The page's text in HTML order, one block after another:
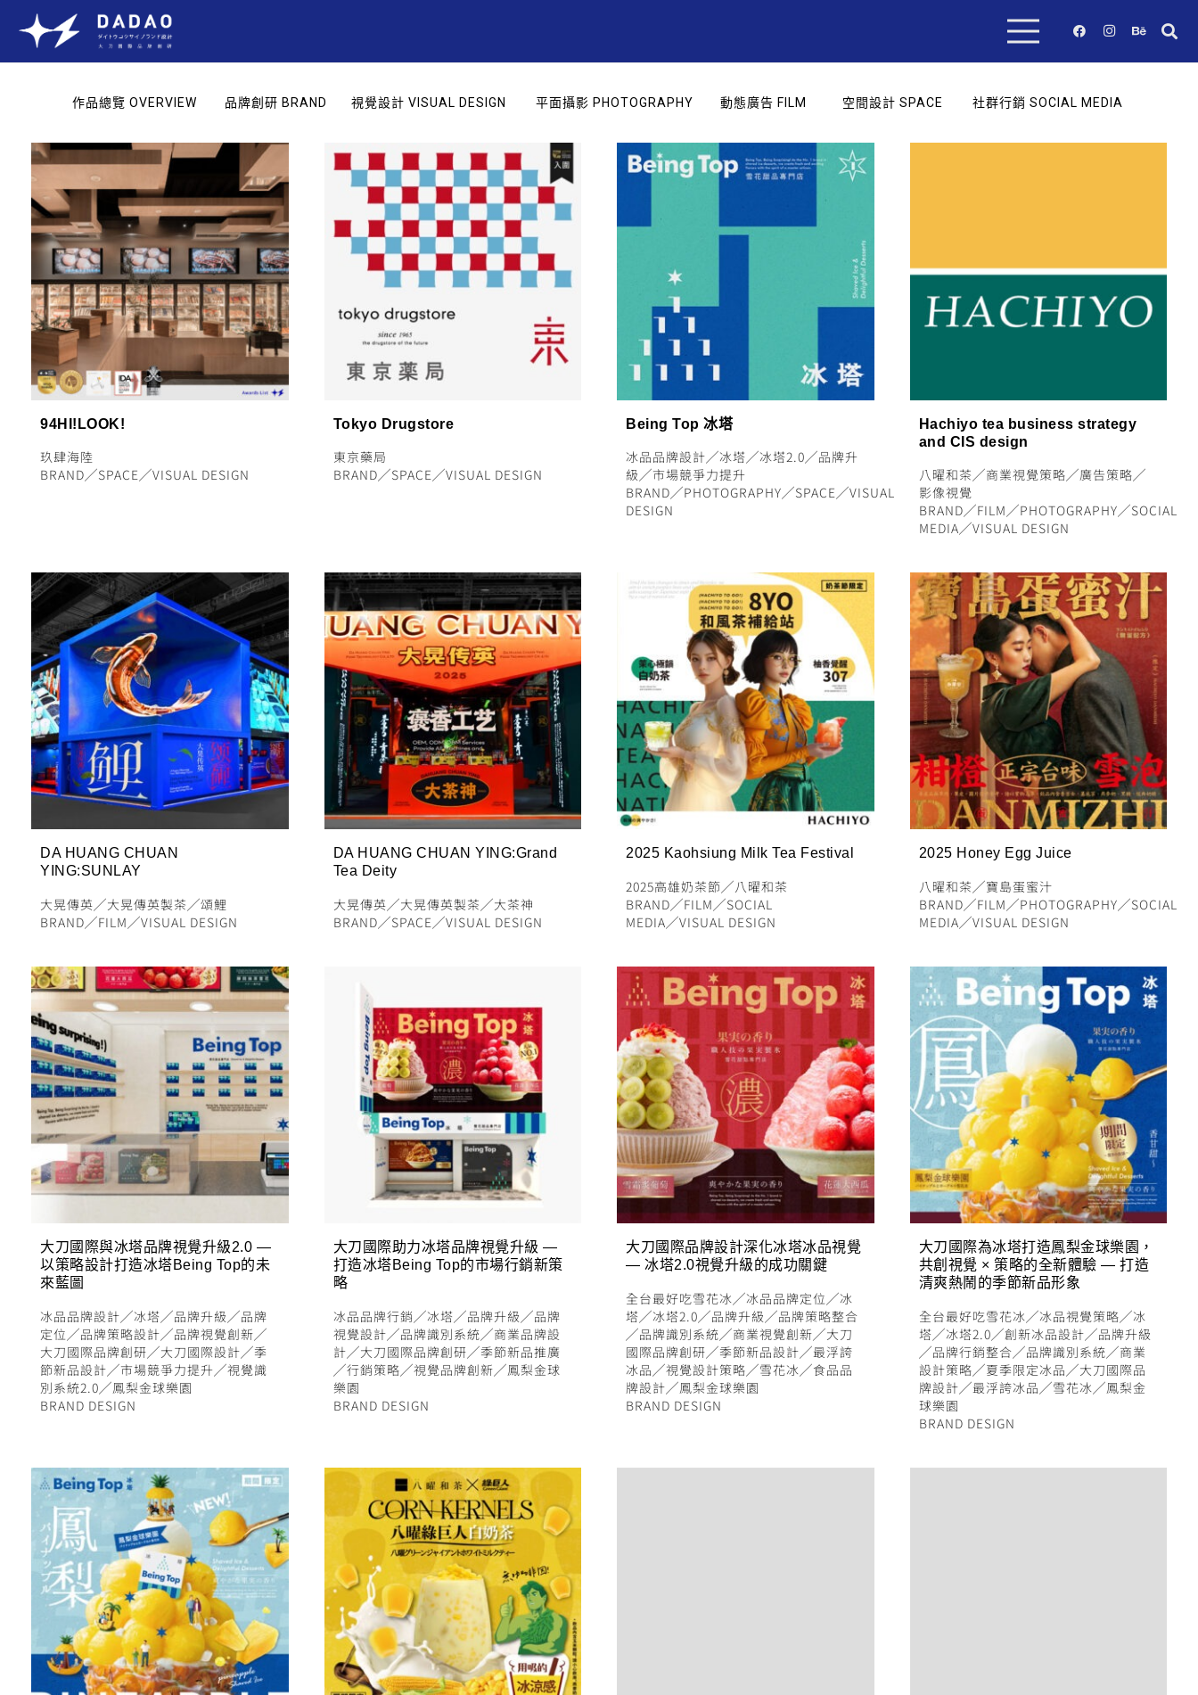
作品總覽 OVERVIEW 品牌創研 BRAND 視覺設計 VISUAL DESIGN 平面攝影 PHOTOGRAPHY 空間設計 SPACE
動態廣告 FILM 社群行銷 SOCIAL MEDIA
94HI!LOOK!
玖肆海陸
BRAND╱SPACE ╱VISUAL DESIGN
Tokyo Drugstore
東京藥局
BRAND╱SPACE ╱VISUAL DESIGN
Being Top 冰塔
冰品品牌設計╱冰塔╱冰塔2.0╱品牌升
級 ╱市場競爭力提升
BRAND╱PHOTOGRAPHY╱SPACE ╱VISUAL
DESIGN
Hachiyo tea business strategy
and CIS design
八曜和茶 ╱商業視覺策略╱廣告策略╱
影像視覺
BRAND╱FILM ╱PHOTOGRAPHY╱SOCIAL
MEDIA╱VISUAL DESIGN
DA HUANG CHUAN
YING:SUNLAY
⼤晃傳英╱大晃傳英製茶 ╱頌鯉
BRAND╱FILM ╱VISUAL DESIGN
DA HUANG CHUAN YING:Grand
Tea Deity
⼤晃傳英╱大晃傳英製茶 ╱大茶神
BRAND╱SPACE ╱VISUAL DESIGN
2025 Kaohsiung Milk Tea Festival
2025高雄奶茶節╱八曜和茶
BRAND╱FILM ╱SOCIAL
MEDIA╱VISUAL DESIGN
2025 Honey Egg Juice
八曜和茶 ╱寶島蛋蜜汁
BRAND╱FILM ╱PHOTOGRAPHY╱SOCIAL
MEDIA╱VISUAL DESIGN
大刀國際與冰塔品牌視覺升級2.0 —
以策略設計打造冰塔Being Top的未
來藍圖
冰品品牌設計╱冰塔╱品牌升級 ╱品牌
定位 ╱品牌策略設計╱品牌視覺創新╱
大刀國際品牌創研╱大刀國際設計╱季
節新品設計╱市場競爭力提升╱視覺識
別系統2.0╱鳳梨金球樂園
BRAND DESIGN
大刀國際助力冰塔品牌視覺升級 —
打造冰塔Being Top的市場行銷新策
略
冰品品牌行銷 ╱冰塔╱品牌升級 ╱品牌
視覺設計╱品牌識別系統╱商業品牌設
計╱大刀國際品牌創研╱季節新品推廣
╱行銷策略╱視覺品牌創新╱鳳梨金球
樂園
BRAND DESIGN
大刀國際品牌設計深化冰塔冰品視覺
— 冰塔2.0視覺升級的成功關鍵
全台最好吃雪花冰╱冰品品牌定位 ╱冰
塔╱冰塔2.0╱品牌升級 ╱品牌策略整合
╱品牌識別系統╱商業視覺創新╱大刀
國際品牌創研╱季節新品設計╱最浮誇
冰品 ╱視覺設計策略╱雪花冰╱食品品
牌設計╱鳳梨金球樂園
BRAND DESIGN
大刀國際為冰塔打造鳳梨金球樂園，
共創視覺 × 策略的全新體驗 — 打造
清爽熱鬧的季節新品形象
全台最好吃雪花冰╱冰品視覺策略╱冰
塔╱冰塔2.0╱創新冰品設計╱品牌升級
╱品牌行銷整合╱品牌識別系統╱商業
設計策略╱夏季限定冰品 ╱大刀國際品
牌設計╱最浮誇冰品 ╱雪花冰╱鳳梨金
球樂園
BRAND DESIGN